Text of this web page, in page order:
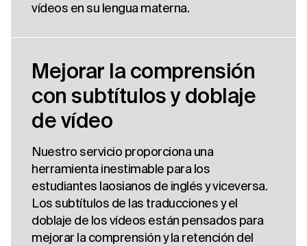
vídeos en su lengua materna.
Mejorar la comprensión
con subtítulos y doblaje
de vídeo
Nuestro servicio proporciona una
herramienta inestimable para los
estudiantes laosianos de inglés y viceversa.
Los subtítulos de las traducciones y el
doblaje de los vídeos están pensados para
mejorar la comprensión y la retención del